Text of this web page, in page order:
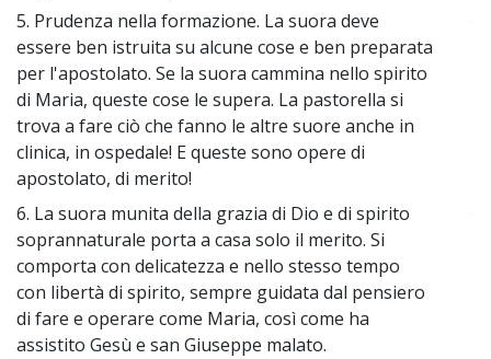
5. Prudenza nella formazione. La suora deve
essere ben istruita su alcune cose e ben preparata
per l'apostolato. Se la suora cammina nello spirito
di Maria, queste cose le supera. La pastorella si
trova a fare ciò che fanno le altre suore anche in
clinica, in ospedale! E queste sono opere di
apostolato, di merito!
6. La suora munita della grazia di Dio e di spirito
soprannaturale porta a casa solo il merito. Si
comporta con delicatezza e nello stesso tempo
con libertà di spirito, sempre guidata dal pensiero
di fare e operare come Maria, così come ha
assistito Gesù e san Giuseppe malato.